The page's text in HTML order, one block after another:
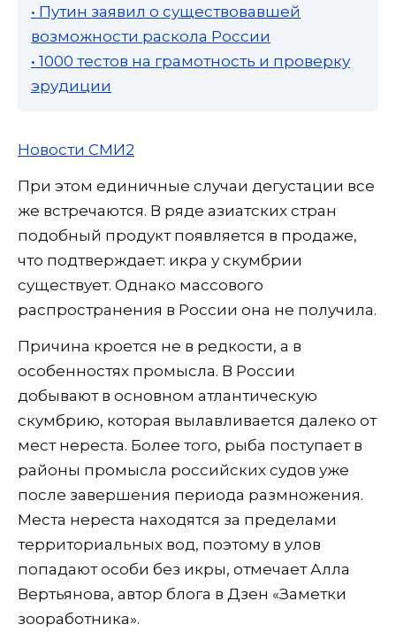
• Путин заявил о существовавшей
возможности раскола России
• 1000 тестов на грамотность и проверку
эрудиции
Новости СМИ2
При этом единичные случаи дегустации все
же встречаются. В ряде азиатских стран
подобный продукт появляется в продаже,
что подтверждает: икра у скумбрии
существует. Однако массового
распространения в России она не получила.
Причина кроется не в редкости, а в
особенностях промысла. В России
добывают в основном атлантическую
скумбрию, которая вылавливается далеко от
мест нереста. Более того, рыба поступает в
районы промысла российских судов уже
после завершения периода размножения.
Места нереста находятся за пределами
территориальных вод, поэтому в улов
попадают особи без икры, отмечает Алла
Вертьянова, автор блога в Дзен «Заметки
зооработника».